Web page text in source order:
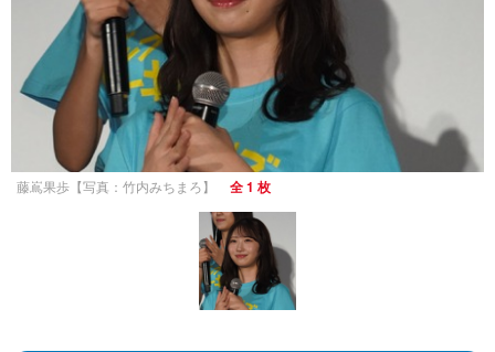
藤嶌果歩【写真：竹内みちまろ】 全 1 枚